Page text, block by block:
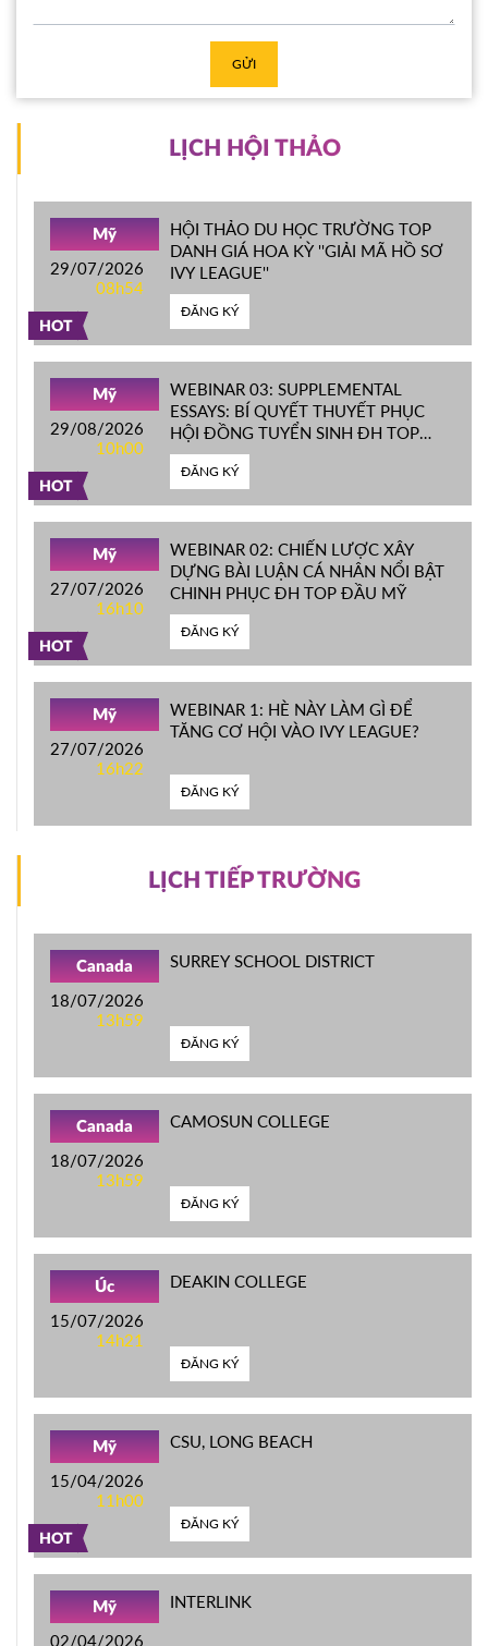
GỬI
LỊCH HỘI THẢO
HOT
Mỹ
29/07/2026
08h54
HỘI THẢO DU HỌC TRƯỜNG TOP
DANH GIÁ HOA KỲ ''GIẢI MÃ HỒ SƠ
IVY LEAGUE''
ĐĂNG KÝ
HOT
Mỹ
29/08/2026
10h00
WEBINAR 03: SUPPLEMENTAL
ESSAYS: BÍ QUYẾT THUYẾT PHỤC
HỘI ĐỒNG TUYỂN SINH ĐH TOP
ĐẦU MỸ
ĐĂNG KÝ
HOT
Mỹ
27/07/2026
16h10
WEBINAR 02: CHIẾN LƯỢC XÂY
DỰNG BÀI LUẬN CÁ NHÂN NỔI BẬT
CHINH PHỤC ĐH TOP ĐẦU MỸ
ĐĂNG KÝ
Mỹ
27/07/2026
16h22
WEBINAR 1: HÈ NÀY LÀM GÌ ĐỂ
TĂNG CƠ HỘI VÀO IVY LEAGUE?
ĐĂNG KÝ
LỊCH TIẾP TRƯỜNG
Canada
18/07/2026
13h59
SURREY SCHOOL DISTRICT
ĐĂNG KÝ
Canada
18/07/2026
13h59
CAMOSUN COLLEGE
ĐĂNG KÝ
Úc
15/07/2026
14h21
DEAKIN COLLEGE
ĐĂNG KÝ
HOT
Mỹ
15/04/2026
11h00
CSU, LONG BEACH
ĐĂNG KÝ
Mỹ
02/04/2026
INTERLINK